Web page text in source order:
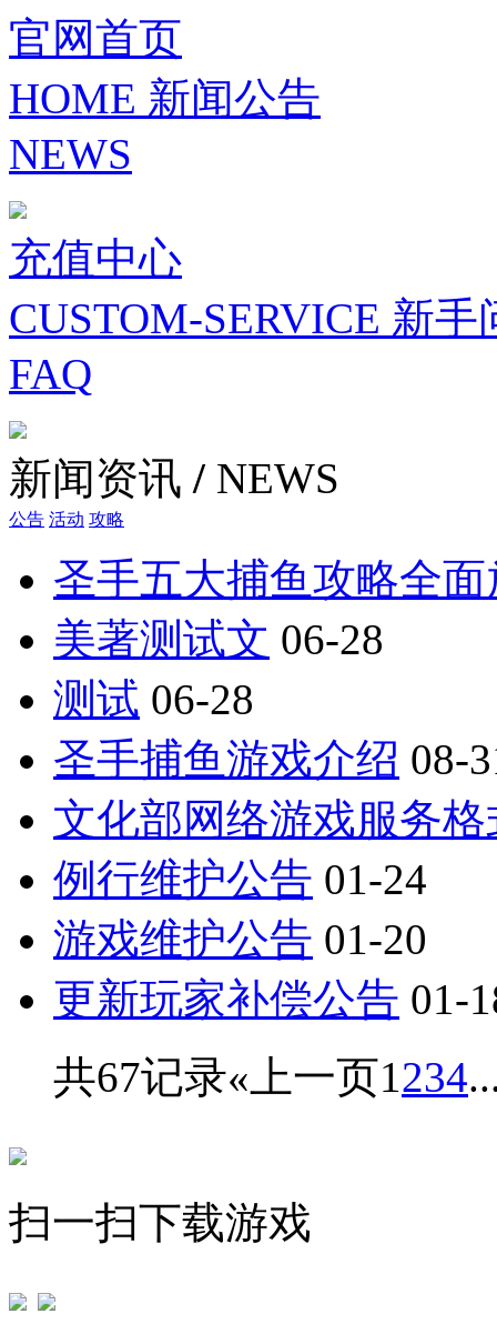
官网首页
HOME 新闻公告
NEWS
充值中心
CUSTOM-SERVICE 新手
FAQ
新闻资讯 / NEWS
公告 活动 攻略
圣手五大捕鱼攻略全
美著测试文 06-28
测试 06-28
圣手捕鱼游戏介绍 08-
文化部网络游戏服务
例行维护公告 01-24
游戏维护公告 01-20
更新玩家补偿公告 01-
共67记录«上一页1234
扫一扫下载游戏